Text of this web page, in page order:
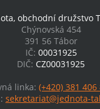
obchodní družstvo
Chýnovská 454
391 56 Tábor
IČ: 00031925
DIČ: CZ00031925
linka: (+420) 381 406
sekretariat@jednota-